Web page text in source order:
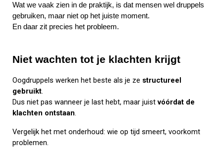
Wat we vaak zien in de praktijk, is dat mensen wel druppels
gebruiken, maar niet op het juiste moment.
En daar zit precies het probleem.
Niet wachten tot je klachten krijgt
Oogdruppels werken het beste als je ze structureel
gebruikt.
Dus niet pas wanneer je last hebt, maar juistvóórdat de
klachten ontstaan.
Vergelijk het met onderhoud: wie op tijd smeert, voorkomt
problemen.